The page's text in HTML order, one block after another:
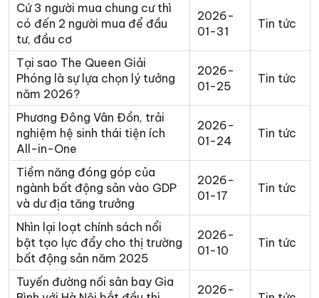
Cứ 3 người mua chung cư thì
có đến 2 người mua để đầu
tư, đầu cơ
2026-
01-31
Tin tức
Tại sao The Queen Giải
Phóng là sự lựa chọn lý tưởng
năm 2026?
2026-
01-25
Tin tức
Phương Đông Vân Đồn, trải
nghiệm hệ sinh thái tiện ích
All-in-One
2026-
01-24
Tin tức
Tiềm năng đóng góp của
ngành bất động sản vào GDP
và dư địa tăng trưởng
2026-
01-17
Tin tức
Nhìn lại loạt chính sách nổi
bật tạo lực đẩy cho thị trường
bất động sản năm 2025
2026-
01-10
Tin tức
Tuyến đường nối sân bay Gia
2026-